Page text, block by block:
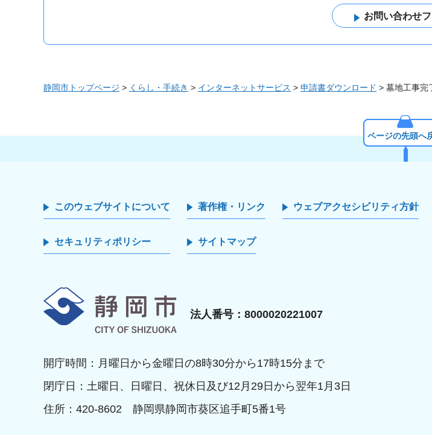
静岡市トップページ > くらし・手続き > インターネットサービス > 申請書ダウンロード > 墓地工事完
ページの先頭へ
このウェブサイトについて 著作権・リンク ウェブアクセシビリティ方針
セキュリティポリシー サイトマップ
法人番号：8000020221007
開庁時間：月曜日から金曜日の8時30分から17時15分まで
閉庁日：土曜日、日曜日、祝休日及び12月29日から翌年1月3日
住所：420-8602 静岡県静岡市葵区追手町5番1号